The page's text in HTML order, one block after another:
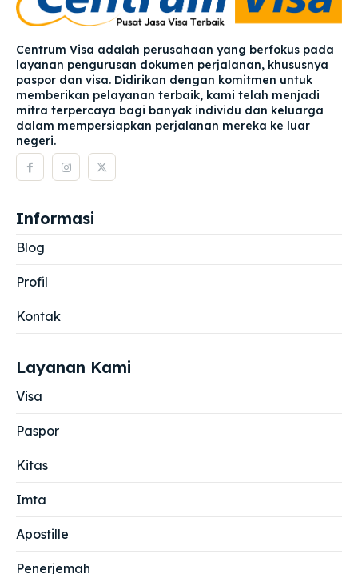
Centrum Visa adalah perusahaan yang berfokus pada
layanan pengurusan dokumen perjalanan, khususnya
paspor dan visa. Didirikan dengan komitmen untuk
memberikan pelayanan terbaik, kami telah menjadi
mitra terpercaya bagi banyak individu dan keluarga
dalam mempersiapkan perjalanan mereka ke luar
negeri.
Informasi
Blog
Profil
Kontak
Layanan Kami
Visa
Paspor
Kitas
Imta
Apostille
Penerjemah